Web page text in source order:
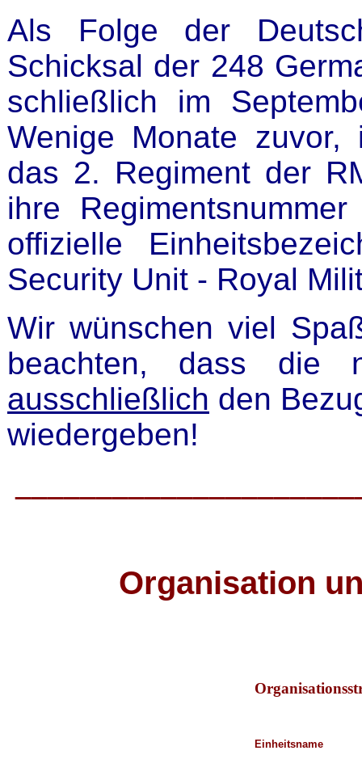
Als Folge der
Schicksal der 248
schließlich im
Wenige Monate
das 2. Regiment der
ihre
offizielle
Security Unit - Royal
Wir wünschen viel
beachten, dass die
ausschließlich den
wiedergeben!
Organisation
Einheitsname